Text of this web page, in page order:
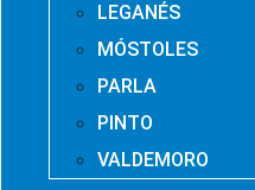
LEGANÉS
MÓSTOLES
PARLA
PINTO
VALDEMORO